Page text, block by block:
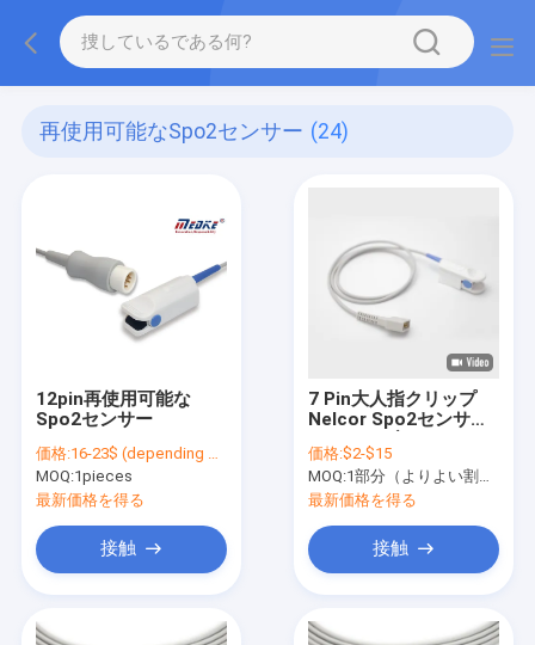
再使用可能なSpo2センサー (24)
12pin再使用可能な
Spo2センサー
価格:16-23$ (depending on your qty)
MOQ:1pieces
最新価格を得る
接触
7 Pin大人指クリップ
Nelcor Spo2センサー
価格:$2-$15
MOQ:1部分（よりよい割引のより多くのqty）
最新価格を得る
接触